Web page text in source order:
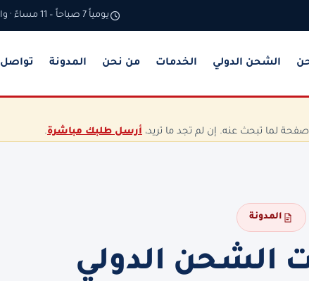
يومياً 7 صباحاً – 11 مساءً · والطلب أونلاين 24 ساعة
الشحن الدولي الخدمات من نحن المدونة تواصل
لما تبحث عنه. إن لم تجد ما تريد، أرسل طلبك مباشرة.
المدونة
الشحن الدولي